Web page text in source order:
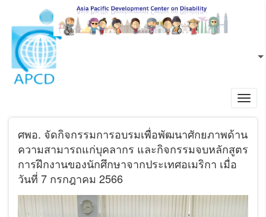
ข้ามไปยังเนื้อหาหลัก
TH
ศพอ. จัดกิจกรรมการอบรมเพื่อพัฒนาศักยภาพด้าน
ความสามารถแก่บุคลากร และกิจกรรมจบหลักสูตร
การฝึกงานของนักศึกษาจากประเทศอเมริกา เมื่อ
วันที่ 7 กรกฎาคม 2566